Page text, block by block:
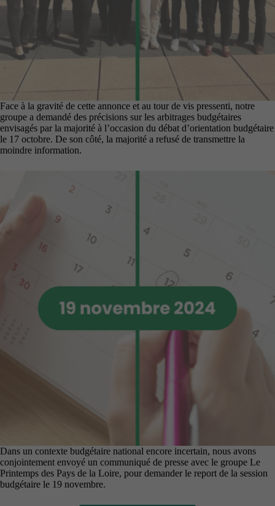
Face à la gravité de cette annonce et au tour de vis pressenti, notre
groupe a demandé des précisions sur les arbitrages budgétaires
envisagés par la majorité à l’occasion du débat d’orientation budgétaire
le 17 octobre. De son côté, la majorité a refusé de transmettre la
moindre information.
Dans un contexte budgétaire national encore incertain, nous avons
conjointement envoyé un communiqué de presse avec le groupe Le
Printemps des Pays de la Loire, pour demander le report de la session
budgétaire le 19 novembre.